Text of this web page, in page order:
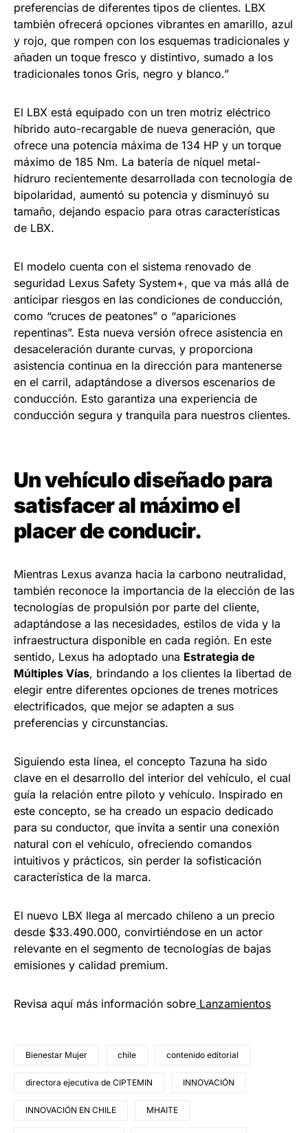
preferencias de diferentes tipos de clientes. LBX
también ofrecerá opciones vibrantes en amarillo, azul
y rojo, que rompen con los esquemas tradicionales y
añaden un toque fresco y distintivo, sumado a los
tradicionales tonos Gris, negro y blanco.”
El LBX está equipado con un tren motriz eléctrico
híbrido auto-recargable de nueva generación, que
ofrece una potencia máxima de 134 HP y un torque
máximo de 185 Nm. La batería de níquel metal-
hidruro recientemente desarrollada con tecnología de
bipolaridad, aumentó su potencia y disminuyó su
tamaño, dejando espacio para otras características
de LBX.
El modelo cuenta con el sistema renovado de
seguridad Lexus Safety System+, que va más allá de
anticipar riesgos en las condiciones de conducción,
como “cruces de peatones” o “apariciones
repentinas”. Esta nueva versión ofrece asistencia en
desaceleración durante curvas, y proporciona
asistencia continua en la dirección para mantenerse
en el carril, adaptándose a diversos escenarios de
conducción. Esto garantiza una experiencia de
conducción segura y tranquila para nuestros clientes.
Un vehículo diseñado para
satisfacer al máximo el
placer de conducir.
Mientras Lexus avanza hacia la carbono neutralidad,
también reconoce la importancia de la elección de las
tecnologías de propulsión por parte del cliente,
adaptándose a las necesidades, estilos de vida y la
infraestructura disponible en cada región. En este
sentido, Lexus ha adoptado una Estrategia de
Múltiples Vías, brindando a los clientes la libertad de
elegir entre diferentes opciones de trenes motrices
electrificados, que mejor se adapten a sus
preferencias y circunstancias.
Siguiendo esta línea, el concepto Tazuna ha sido
clave en el desarrollo del interior del vehículo, el cual
guía la relación entre piloto y vehículo. Inspirado en
este concepto, se ha creado un espacio dedicado
para su conductor, que invita a sentir una conexión
natural con el vehículo, ofreciendo comandos
intuitivos y prácticos, sin perder la sofisticación
característica de la marca.
El nuevo LBX llega al mercado chileno a un precio
desde $33.490.000, convirtiéndose en un actor
relevante en el segmento de tecnologías de bajas
emisiones y calidad premium.
Revisa aquí más información sobre Lanzamientos
Bienestar Mujer chile contenido editorial
directora ejecutiva de CIPTEMIN INNOVACIÓN
INNOVACIÓN EN CHILE MHAITE